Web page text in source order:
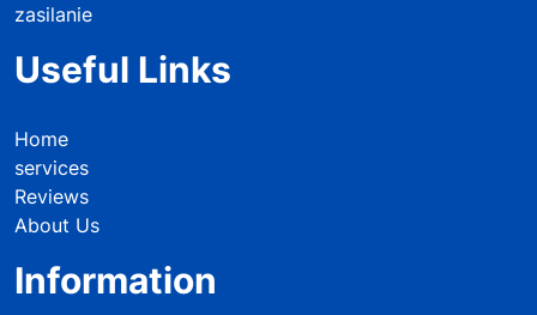
zasilanie
Useful Links
Home
services
Reviews
About Us
Information